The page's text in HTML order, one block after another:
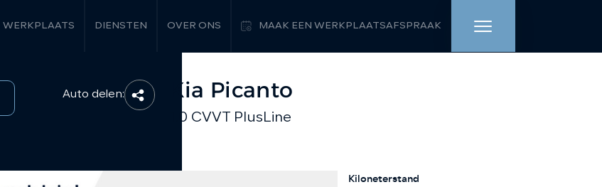
WERKPLAATS DIENSTEN OVER ONS MAAK EEN WERKPLAATSAFSPRAAK
Auto delen: Kia Picanto
1.0 CVVT PlusLine
Kiloneterstand